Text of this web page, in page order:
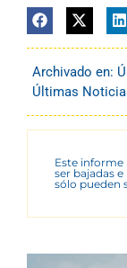
Archivado en:
Últimas
Este informe
ser bajadas
sólo pueden